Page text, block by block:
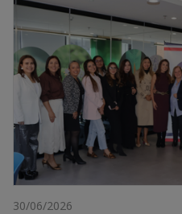
30/06/2026